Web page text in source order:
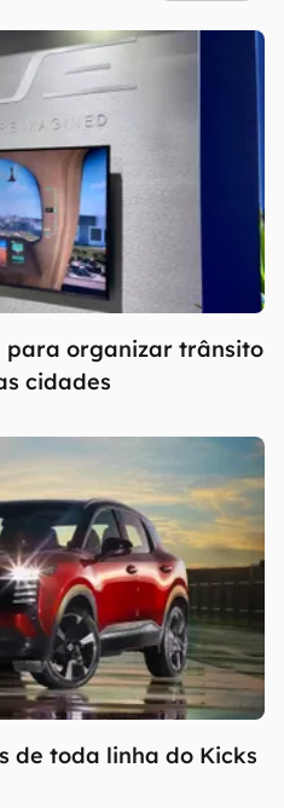
organizar trânsito
cidades
de toda linha do Kicks